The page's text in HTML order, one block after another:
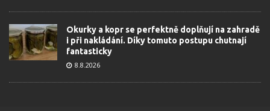
Okurky a kopr se perfektně doplňují na zahradě
i při nakládání. Díky tomuto postupu chutnají
fantasticky
8.8.2026